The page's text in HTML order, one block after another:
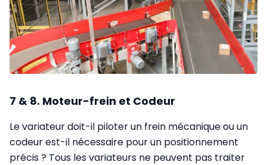
7 & 8. Moteur-frein et Codeur
Le variateur doit-il piloter un frein mécanique ou un
codeur est-il nécessaire pour un positionnement
précis ? Tous les variateurs ne peuvent pas traiter